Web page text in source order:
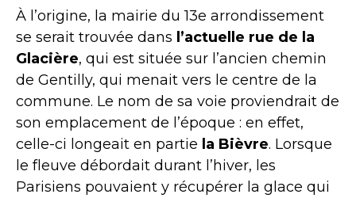
À l’origine, la mairie du 13e arrondissement
se serait trouvée dans l’actuelle rue de la
Glacière, qui est située sur l’ancien chemin
de Gentilly, qui menait vers le centre de la
commune. Le nom de sa voie proviendrait de
son emplacement de l’époque : en effet,
celle-ci longeait en partie la Bièvre. Lorsque
le fleuve débordait durant l’hiver, les
Parisiens pouvaient y récupérer la glace qui